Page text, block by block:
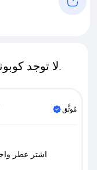
لا توجد كوبونات متاحة لـهذا المتجر حاليًا.
مُوثَّق